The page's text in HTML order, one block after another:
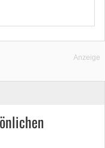
Anzeige